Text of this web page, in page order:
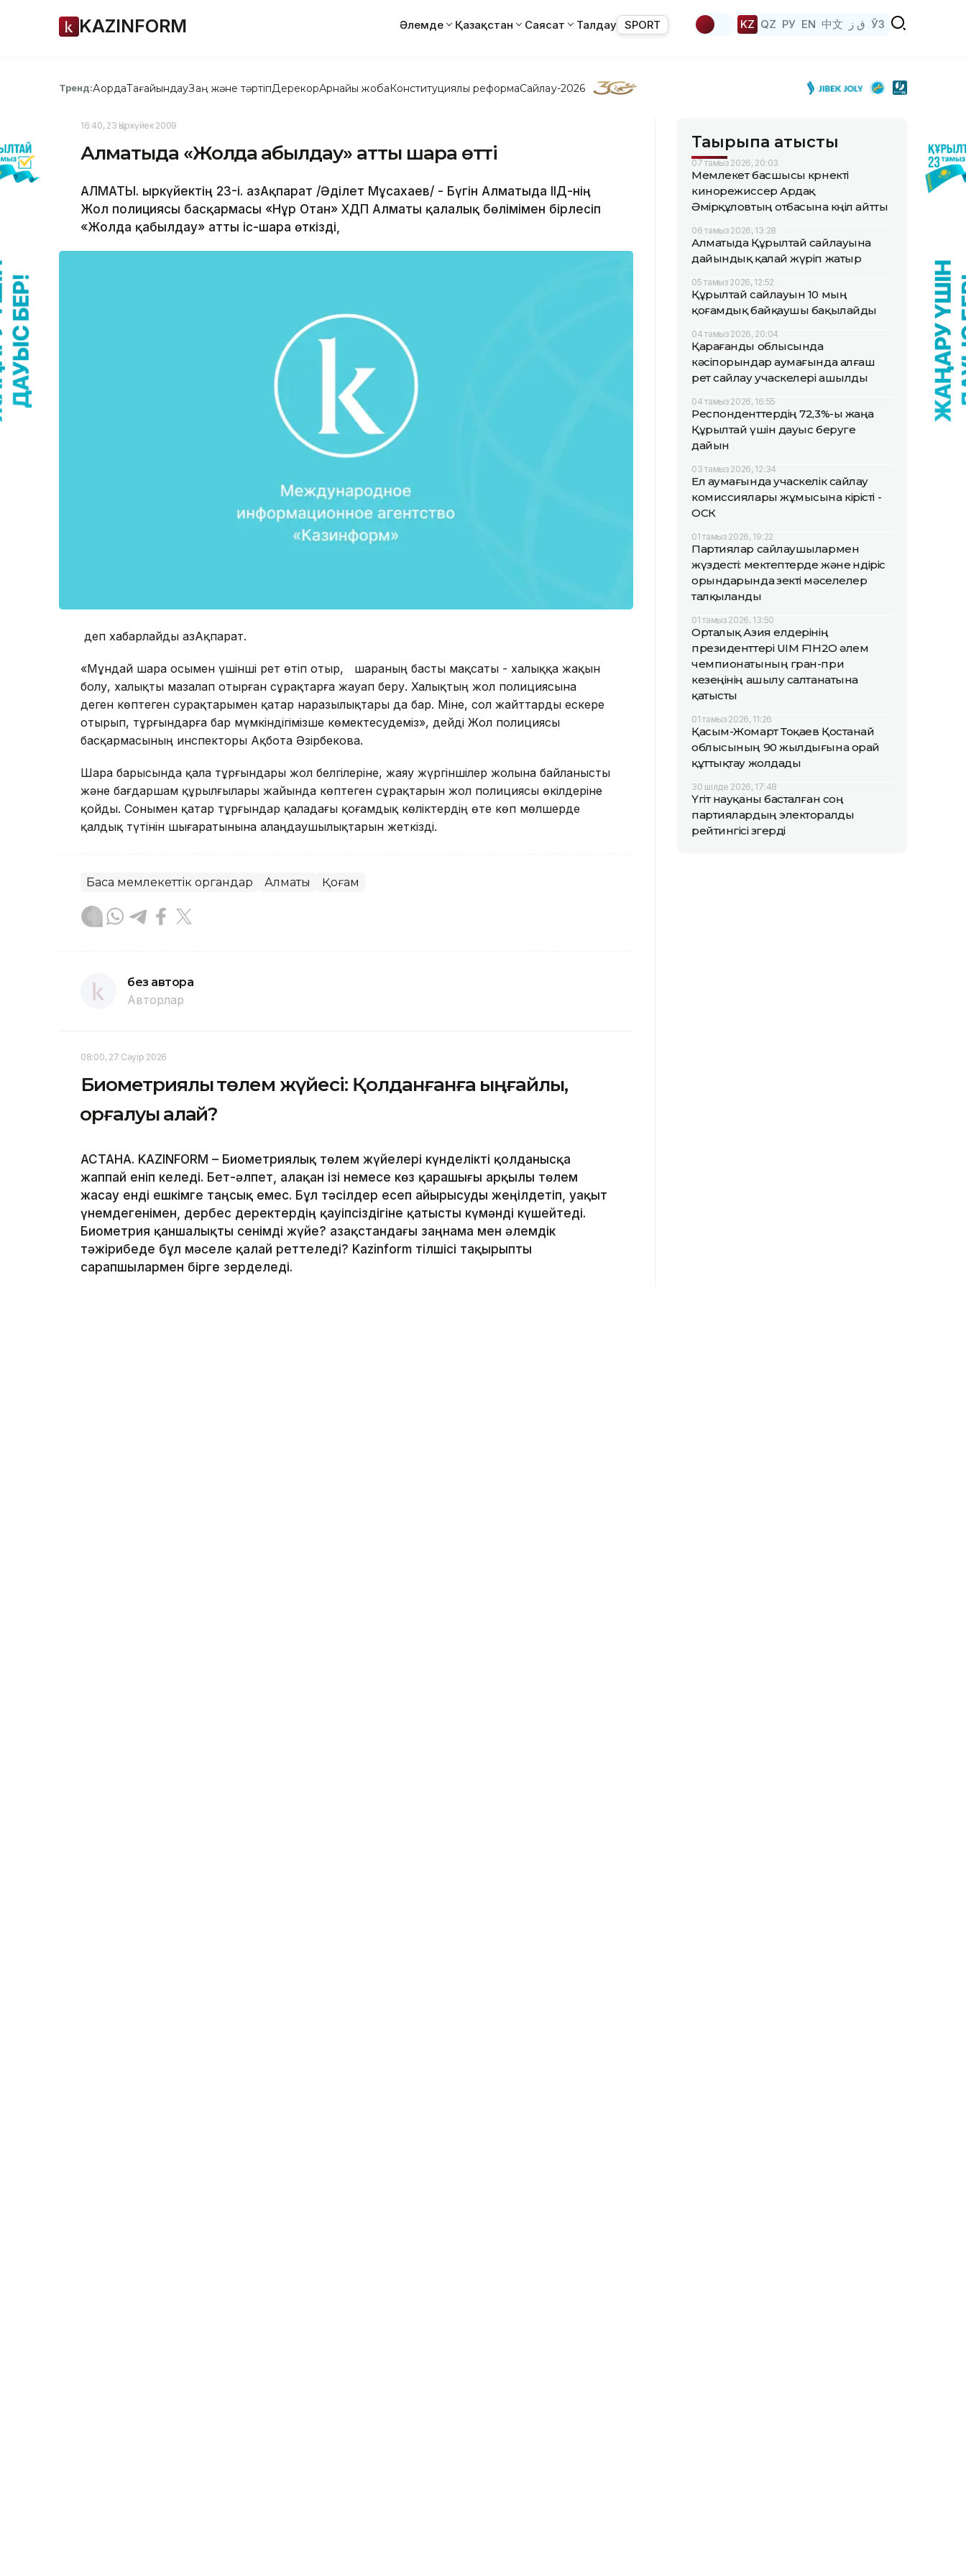
KAZINFORM Әлемде Қазақстан Саясат Талдау SPORT KZ QZ РУ EN 中文 ق ز ЎЗ
Тренд:АқордаТағайындауЗаң және тәртіпДерекқорАрнайы жобаКонституциялық реформаСайлау-2026
16:40, 23 Қыркүйек 2009
Алматыда «Жолда қабылдау» атты шара өтті
АЛМАТЫ. Қыркүйектің 23-і. ҚазАқпарат /Әділет Мұсахаев/ - Бүгін Алматыда ІІД-нің
Жол полициясы басқармасы «Нұр Отан» ХДП Алматы қалалық бөлімімен бірлесіп
«Жолда қабылдау» атты іс-шара өткізді,
деп хабарлайды ҚазАқпарат.
«Мұндай шара осымен үшінші рет өтіп отыр, шараның басты мақсаты - халыққа жақын
болу, халықты мазалап отырған сұрақтарға жауап беру. Халықтың жол полициясына
деген көптеген сурақтарымен қатар наразылықтары да бар. Міне, сол жайттарды ескере
отырып, тұрғындарға бар мүмкіндігімізше көмектесудеміз», дейді Жол полициясы
басқармасының инспекторы Ақбота Әзірбекова.
Шара барысында қала тұрғындары жол белгілеріне, жаяу жүргіншілер жолына байланысты
және бағдаршам құрылғылары жайында көптеген сұрақтарын жол полициясы өкілдеріне
қойды. Сонымен қатар тұрғындар қаладағы қоғамдық көліктердің өте көп мөлшерде
қалдық түтінін шығаратынына алаңдаушылықтарын жеткізді.
Басқа мемлекеттік органдар Алматы Қоғам
без автора
Авторлар
08:00, 27 Сәуір 2026
Биометриялық төлем жүйесі: Қолданғанға ыңғайлы,
қорғалуы қалай?
АСТАНА. KAZINFORM – Биометриялық төлем жүйелері күнделікті қолданысқа
жаппай еніп келеді. Бет-әлпет, алақан ізі немесе көз қарашығы арқылы төлем
жасау енді ешкімге таңсық емес. Бұл тәсілдер есеп айырысуды жеңілдетіп, уақыт
үнемдегенімен, дербес деректердің қауіпсіздігіне қатысты күмәнді күшейтеді.
Биометрия қаншалықты сенімді жүйе? Қазақстандағы заңнама мен әлемдік
тәжірибеде бұл мәселе қалай реттеледі? Kazinform тілшісі тақырыпты
сарапшылармен бірге зерделеді.
Тақырыпқа қатысты
07 тамыз 2026, 20:03
Мемлекет басшысы көрнекті
кинорежиссер Ардақ
Әмірқұловтың отбасына көңіл айтты
06 тамыз 2026, 13:28
Алматыда Құрылтай сайлауына
дайындық қалай жүріп жатыр
05 тамыз 2026, 12:52
Құрылтай сайлауын 10 мың
қоғамдық байқаушы бақылайды
04 тамыз 2026, 20:04
Қарағанды облысында
кәсіпорындар аумағында алғаш
рет сайлау учаскелері ашылды
04 тамыз 2026, 16:55
Респонденттердің 72,3%-ы жаңа
Құрылтай үшін дауыс беруге
дайын
03 тамыз 2026, 12:34
Ел аумағында учаскелік сайлау
комиссиялары жұмысына кірісті -
ОСК
01 тамыз 2026, 19:22
Партиялар сайлаушылармен
жүздесті: мектептерде және өндіріс
орындарында өзекті мәселелер
талқыланды
01 тамыз 2026, 13:50
Орталық Азия елдерінің
президенттері UIM F1H2O әлем
чемпионатының гран-при
кезеңінің ашылу салтанатына
қатысты
01 тамыз 2026, 11:26
Қасым-Жомарт Тоқаев Қостанай
облысының 90 жылдығына орай
құттықтау жолдады
30 шілде 2026, 17:48
Үгіт науқаны басталған соң
партиялардың электоралды
рейтингісі өзгерді